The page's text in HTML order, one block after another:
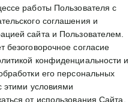
работы Пользователя с
соглашения и
сайта и Пользователем.
безоговорочное согласие
конфиденциальности и
его персональных
этими условиями
от использования Сайта.